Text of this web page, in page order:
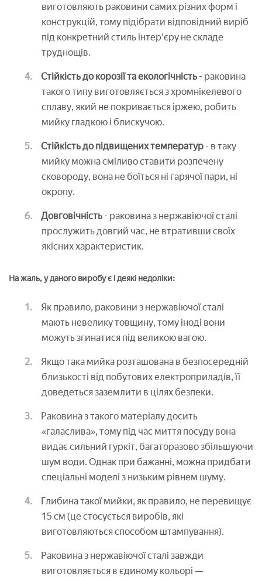
виготовляють раковини самих різних форм і
конструкцій, тому підібрати відповідний виріб
під конкретний стиль інтер'єру не складе
труднощів.
Стійкість до корозії та екологічність - раковина
такого типу виготовляється з хромнікелевого
сплаву, який не покривається іржею, робить
мийку гладкою і блискучою.
Стійкість до підвищених температур - в таку
мийку можна сміливо ставити розпечену
сковороду, вона не боїться ні гарячої пари, ні
окропу.
Довговічність - раковина з нержавіючої сталі
прослужить довгий час, не втративши своїх
якісних характеристик.
На жаль, у даного виробу є і деякі недоліки:
Як правило, раковини з нержавіючої сталі
мають невелику товщину, тому іноді вони
можуть згинатися під великою вагою.
Якщо така мийка розташована в безпосередній
близькості від побутових електроприладів, її
доведеться заземлити в цілях безпеки.
Раковина з такого матеріалу досить
«галаслива», тому під час миття посуду вона
видає сильний гуркіт, багаторазово збільшуючи
шум води. Однак при бажанні, можна придбати
спеціальні моделі з низьким рівнем шуму.
Глибина такої мийки, як правило, не перевищує
15 см (це стосується виробів, які
виготовляються способом штампування).
Раковина з нержавіючої сталі завжди
виготовляється в єдиному кольорі —